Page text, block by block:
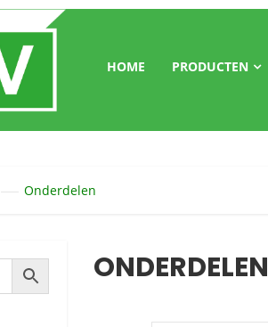
HOME PRODUCTEN
Onderdelen
ONDERDELEN